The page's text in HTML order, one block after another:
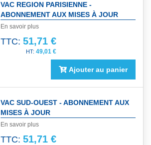
VAC REGION PARISIENNE -
ABONNEMENT AUX MISES À JOUR
En savoir plus
TTC: 51,71 €
49,01 €
Ajouter au panier
VAC SUD-OUEST - ABONNEMENT AUX
MISES À JOUR
En savoir plus
TTC: 51,71 €